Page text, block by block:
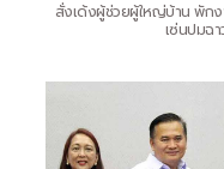
สั่งเด้งผู้ช่วยผู้ใหญ่บ้าน พักง
เซ่นปมฉา